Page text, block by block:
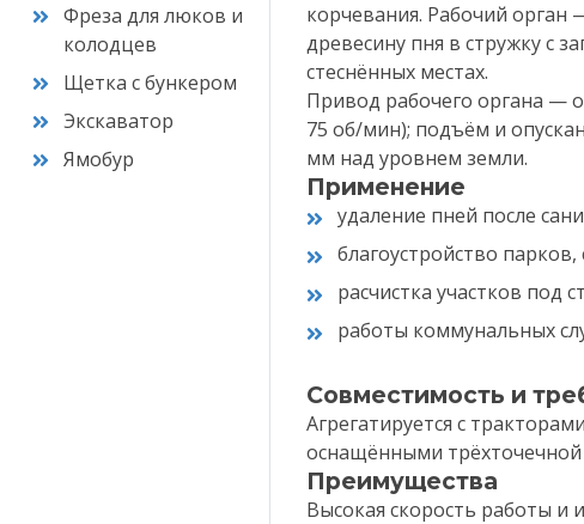
Фреза для люков и
колодцев
Щетка с бункером
Экскаватор
Ямобур
корчевания. Рабочий
древесину пня в стружку с
стеснённых местах.
Привод рабочего органа —
75 об/мин); подъём и
мм над уровнем земли.
Применение
удаление пней после
благоустройство
расчистка участков под
работы коммунальных
Совместимость и
Агрегатируется с
оснащёнными
Преимущества
Высокая скорость работы и